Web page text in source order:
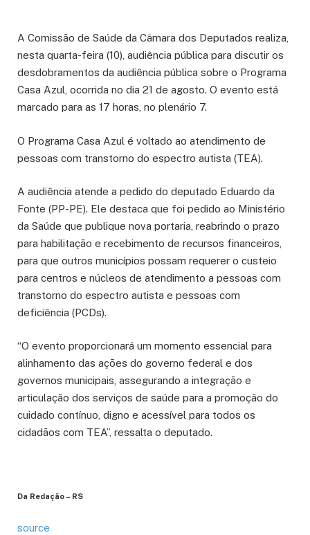
A Comissão de Saúde da Câmara dos Deputados realiza,
nesta quarta-feira (10), audiência pública para discutir os
desdobramentos da audiência pública sobre o Programa
Casa Azul, ocorrida no dia 21 de agosto. O evento está
marcado para as 17 horas, no plenário 7.
O Programa Casa Azul é voltado ao atendimento de
pessoas com transtorno do espectro autista (TEA).
A audiência atende a pedido do deputado Eduardo da
Fonte (PP-PE). Ele destaca que foi pedido ao Ministério
da Saúde que publique nova portaria, reabrindo o prazo
para habilitação e recebimento de recursos financeiros,
para que outros municípios possam requerer o custeio
para centros e núcleos de atendimento a pessoas com
transtorno do espectro autista e pessoas com
deficiência (PCDs).
“O evento proporcionará um momento essencial para
alinhamento das ações do governo federal e dos
governos municipais, assegurando a integração e
articulação dos serviços de saúde para a promoção do
cuidado contínuo, digno e acessível para todos os
cidadãos com TEA”, ressalta o deputado.
Da Redação – RS
source